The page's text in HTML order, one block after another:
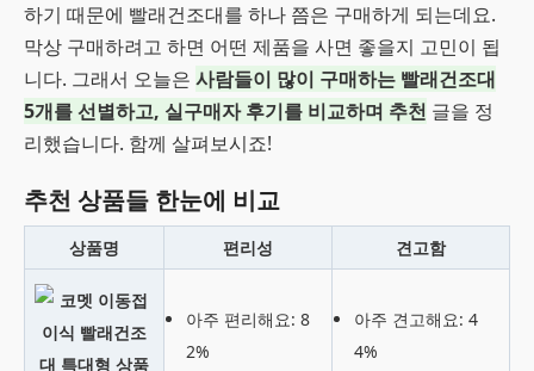
하기 때문에 빨래건조대를 하나 쯤은 구매하게 되는데요.
막상 구매하려고 하면 어떤 제품을 사면 좋을지 고민이 됩
니다. 그래서 오늘은 사람들이 많이 구매하는 빨래건조대
5개를 선별하고, 실구매자 후기를 비교하며 추천 글을 정
리했습니다. 함께 살펴보시죠!
추천 상품들 한눈에 비교
상품명 편리성 견고함
아주 편리해요: 8
2%
아주 견고해요: 4
4%